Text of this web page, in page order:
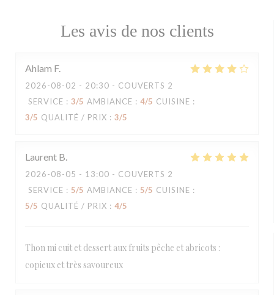
Les avis de nos clients
Ahlam F
2026-08-02 - 20:30 - COUVERTS 2
SERVICE : 3/5 AMBIANCE : 4/5 CUISINE :
3/5 QUALITÉ / PRIX : 3/5
Laurent B
2026-08-05 - 13:00 - COUVERTS 2
SERVICE : 5/5 AMBIANCE : 5/5 CUISINE :
5/5 QUALITÉ / PRIX : 4/5
Thon mi cuit et dessert aux fruits pêche et abricots :
copieux et très savoureux